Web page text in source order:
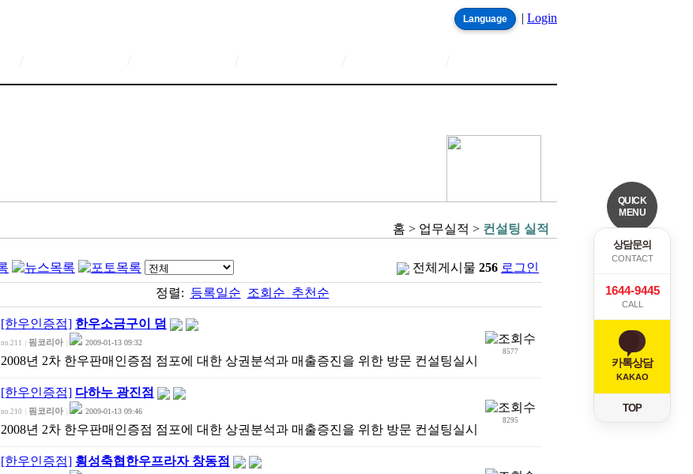
QUICK
MENU
상담문의
CONTACT
1644-9445
CALL
카톡상담
KAKAO
TOP
Language | Login
홈 > 업무실적 > 컨설팅 실적
전체게시물 256 로그인
정렬: 등록일순 조회순 추천순
[한우인증점] 한우소금구이 덤
no.211 핌코리아 2009-01-13 09:32
2008년 2차 한우판매인증점 점포에 대한 상권분석과 매출증진을 위한 방문 컨설팅실시
8577
[한우인증점] 다하누 광진점
no.210 핌코리아 2009-01-13 09:46
2008년 2차 한우판매인증점 점포에 대한 상권분석과 매출증진을 위한 방문 컨설팅실시
8295
[한우인증점] 횡성축협한우프라자 창동점